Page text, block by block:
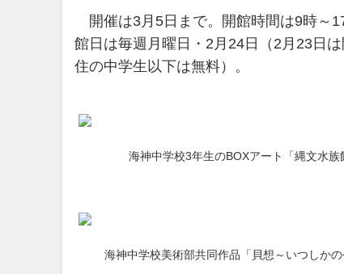
開催は3月5日まで。開館時間は9時～
館日は毎週月曜日・2月24日（2月23日
住の中学生以下は無料）。
海神中学校3年生のBOXアート「縄文水族
海神中学校美術部共同作品「貝想～いつしかの